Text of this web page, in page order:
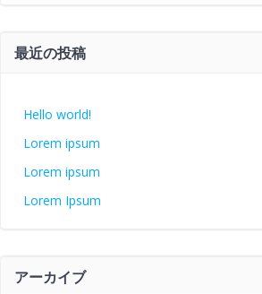
最近の投稿
Hello world!
Lorem ipsum
Lorem ipsum
Lorem Ipsum
アーカイブ